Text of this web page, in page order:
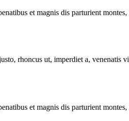
et magnis dis parturient
rhoncus ut, imperdiet a,
et magnis dis parturient